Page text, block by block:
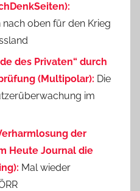
oben für den Krieg
des Privaten“ durch
(Multipolar): Die
im
der
Heute Journal die
Mal wieder